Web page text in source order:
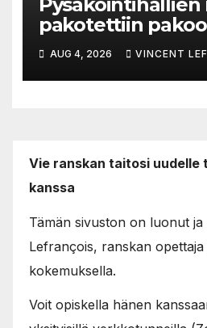
pakotettiin
Trémeau’n
AUG 4, 2026 VINCENT
Vie ranskan taitosi uudelle
kanssa
Tämän sivuston on luonut
Lefrançois, ranskan
kokemuksella.
Voit opiskella hänen